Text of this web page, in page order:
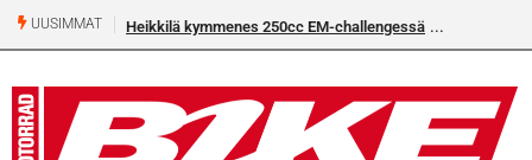
UUSIMMAT Heikkilä kymmenes 250cc EM-challengessä